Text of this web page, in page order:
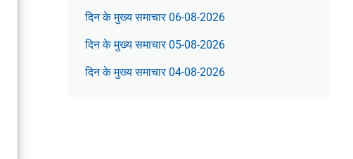
दिन के मुख्य समाचार 06-08-2026
दिन के मुख्य समाचार 05-08-2026
दिन के मुख्य समाचार 04-08-2026